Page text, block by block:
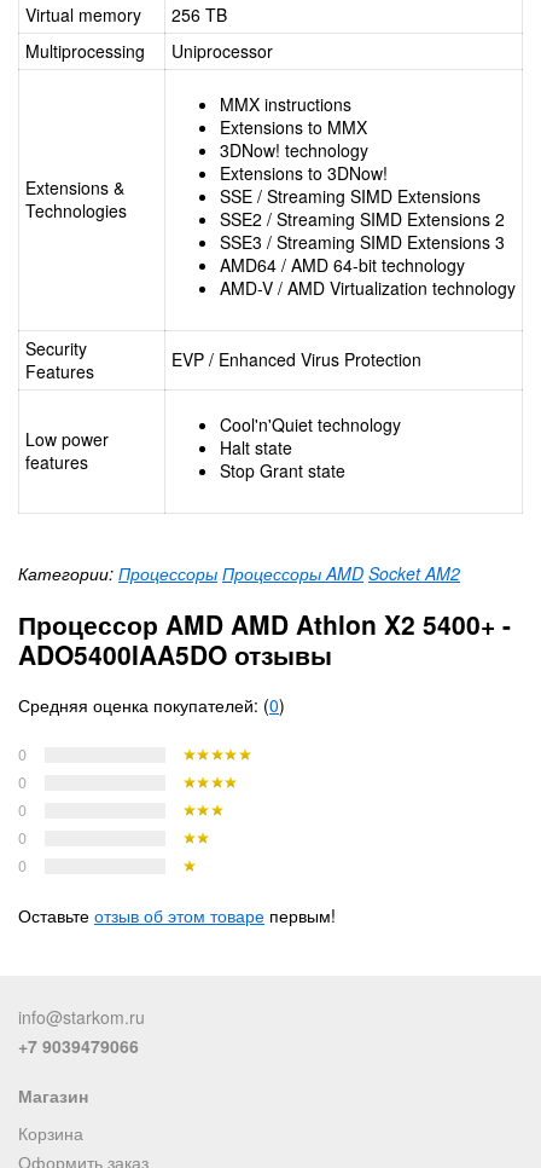
Virtual memory
256 TB
Multiprocessing
Uniprocessor
Extensions &
Technologies
MMX instructions
Extensions to MMX
3DNow! technology
Extensions to 3DNow!
SSE / Streaming SIMD Extensions
SSE2 / Streaming SIMD Extensions 2
SSE3 / Streaming SIMD Extensions 3
AMD64 / AMD 64-bit technology
AMD-V / AMD Virtualization technology
Security
Features
EVP / Enhanced Virus Protection
Low power
features
Cool'n'Quiet technology
Halt state
Stop Grant state
Категории: Процессоры Процессоры AMD Socket AM2
Процессор AMD AMD Athlon X2 5400+ -
ADO5400IAA5DO отзывы
Средняя оценка покупателей: (0)
0
0
0
0
0
Оставьте отзыв об этом товаре первым!
info@starkom.ru
+7 9039479066
Магазин
Корзина
Оформить заказ